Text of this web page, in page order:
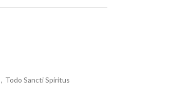
, Todo Sancti Spíritus